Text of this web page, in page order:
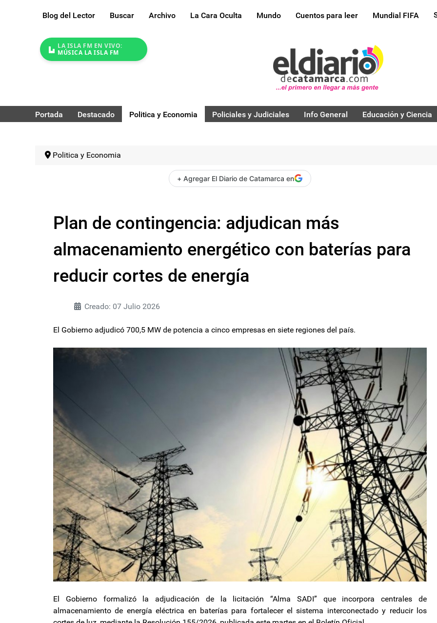
Blog del Lector Buscar Archivo La Cara Oculta Mundo Cuentos para leer Mundial FIFA
LA ISLA FM EN VIVO:
MÚSICA LA ISLA FM
Portada Destacado Politica y Economia Policiales y Judiciales Info General Educación y Ciencia
Politica y Economia
+ Agregar El Diario de Catamarca en
Plan de contingencia: adjudican más
almacenamiento energético con baterías para
reducir cortes de energía
Creado: 07 Julio 2026
El Gobierno adjudicó 700,5 MW de potencia a cinco empresas en siete regiones del país.
El Gobierno formalizó la adjudicación de la licitación “Alma SADI” que incorpora centrales de
almacenamiento de energía eléctrica en baterías para fortalecer el sistema interconectado y reducir los